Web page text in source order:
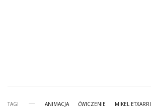
TAGI ANIMACJA ĆWICZENIE MIKEL ETXARRI